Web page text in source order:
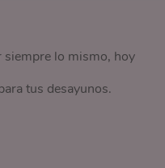
siempre lo mismo, hoy
tus desayunos.